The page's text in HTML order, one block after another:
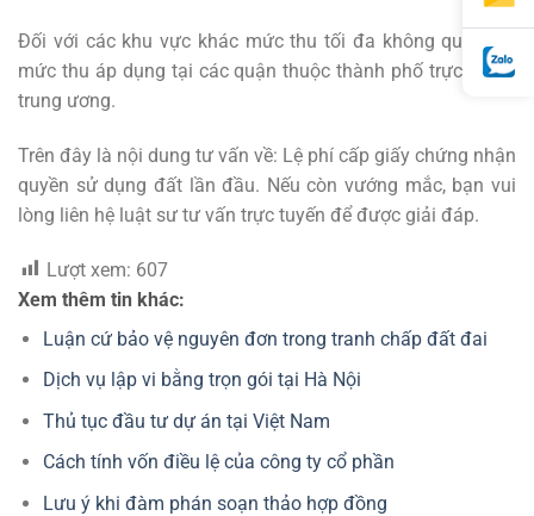
Đối với các khu vực khác mức thu tối đa không quá 50%
mức thu áp dụng tại các quận thuộc thành phố trực thuộc
trung ương.
Trên đây là nội dung tư vấn về: Lệ phí cấp giấy chứng nhận
quyền sử dụng đất lần đầu. Nếu còn vướng mắc, bạn vui
lòng liên hệ luật sư tư vấn trực tuyến để được giải đáp.
Lượt xem: 607
Xem thêm tin khác:
Luận cứ bảo vệ nguyên đơn trong tranh chấp đất đai
Dịch vụ lập vi bằng trọn gói tại Hà Nội
Thủ tục đầu tư dự án tại Việt Nam
Cách tính vốn điều lệ của công ty cổ phần
Lưu ý khi đàm phán soạn thảo hợp đồng